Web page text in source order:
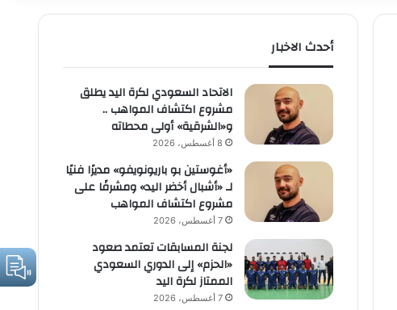
أحدث الاخبار
الاتحاد السعودي لكرة اليد يطلق
مشروع اكتشاف المواهب ..
و«الشرقية» أولى محطاته
8 أغسطس، 2026
«أغوستين بو باريونويفو» مديرًا فنيًا
لـ «أشبال أخضر اليد» ومشرفًا على
مشروع اكتشاف المواهب
7 أغسطس، 2026
لجنة المسابقات تعتمد صعود
«الحزم» إلى الدوري السعودي
الممتاز لكرة اليد
7 أغسطس، 2026